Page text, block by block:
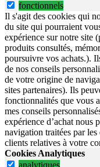
fonctionnels
Il s'agit des cookies qui
du site qui pourraient
expérience sur notre site
produits consultés,
poursuivre vos achats.).
de nos conseils
de votre origine de
sites partenaires). Ils
fonctionnalités que vous
mes conseils
expérience d’achat nous
navigation traitées par les
clients relatives à votre
Cookies Analytiques